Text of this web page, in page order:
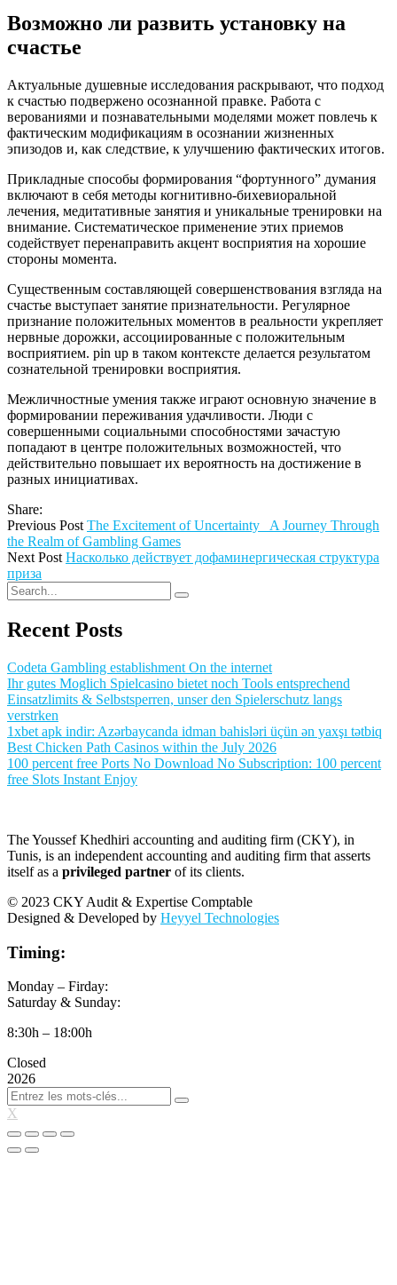
Возможно ли развить установку на
счастье
Актуальные душевные исследования раскрывают, что подход
к счастью подвержено осознанной правке. Работа с
верованиями и познавательными моделями может повлечь к
фактическим модификациям в осознании жизненных
эпизодов и, как следствие, к улучшению фактических итогов.
Прикладные способы формирования “фортунного” думания
включают в себя методы когнитивно-бихевиоральной
лечения, медитативные занятия и уникальные тренировки на
внимание. Систематическое применение этих приемов
содействует перенаправить акцент восприятия на хорошие
стороны момента.
Существенным составляющей совершенствования взгляда на
счастье выступает занятие признательности. Регулярное
признание положительных моментов в реальности укрепляет
нервные дорожки, ассоциированные с положительным
восприятием. pin up в таком контексте делается результатом
сознательной тренировки восприятия.
Межличностные умения также играют основную значение в
формировании переживания удачливости. Люди с
совершенными социальными способностями зачастую
попадают в центре положительных возможностей, что
действительно повышает их вероятность на достижение в
разных инициативах.
Share:
Previous Post The Excitement of Uncertainty_ A Journey Through
the Realm of Gambling Games
Next Post Насколько действует дофаминергическая структура
приза
Recent Posts
Codeta Gambling establishment On the internet
Ihr gutes Moglich Spielcasino bietet noch Tools entsprechend
Einsatzlimits & Selbstsperren, unser den Spielerschutz langs
verstrken
1xbet apk indir: Azərbaycanda idman bahisləri üçün ən yaxşı tətbiq
Best Chicken Path Casinos within the July 2026
100 percent free Ports No Download No Subscription: 100 percent
free Slots Instant Enjoy
The Youssef Khedhiri accounting and auditing firm (CKY), in
Tunis, is an independent accounting and auditing firm that asserts
itself as a privileged partner of its clients.
© 2023 CKY Audit & Expertise Comptable
Designed & Developed by Heyyel Technologies
Timing:
Monday – Firday:
Saturday & Sunday:
8:30h – 18:00h
Closed
2026
X